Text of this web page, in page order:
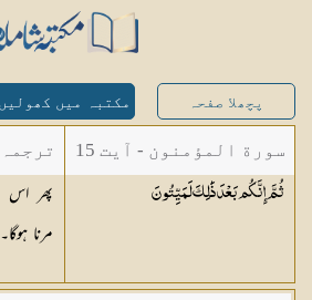
پچھلا صفحہ مکتبہ میں کھولیں
سورة المؤمنون - آیت 15
ثُمَّ إِنَّكُم بَعْدَ ذَٰلِكَلَمَيِّتُونَ
کیلانی
مرنا ہوگا۔